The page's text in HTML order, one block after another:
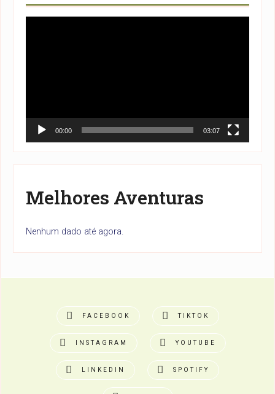
00:00 03:07
Melhores Aventuras
Nenhum dado até agora.
FACEBOOK TIKTOK
INSTAGRAM YOUTUBE
LINKEDIN SPOTIFY